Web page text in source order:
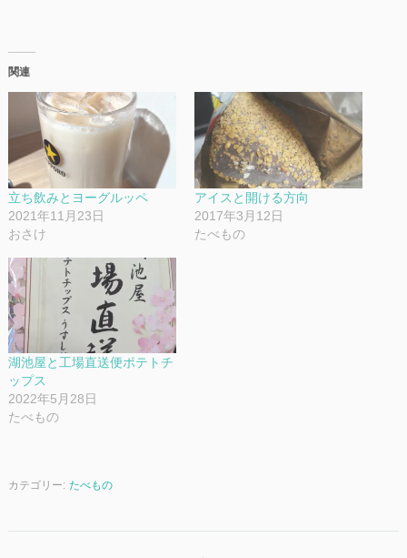
関連
立ち飲みとヨーグルッペ
2021年11月23日
おさけ
アイスと開ける方向
2017年3月12日
たべもの
湖池屋と工場直送便ポテトチ
ップス
2022年5月28日
たべもの
カテゴリー: たべもの